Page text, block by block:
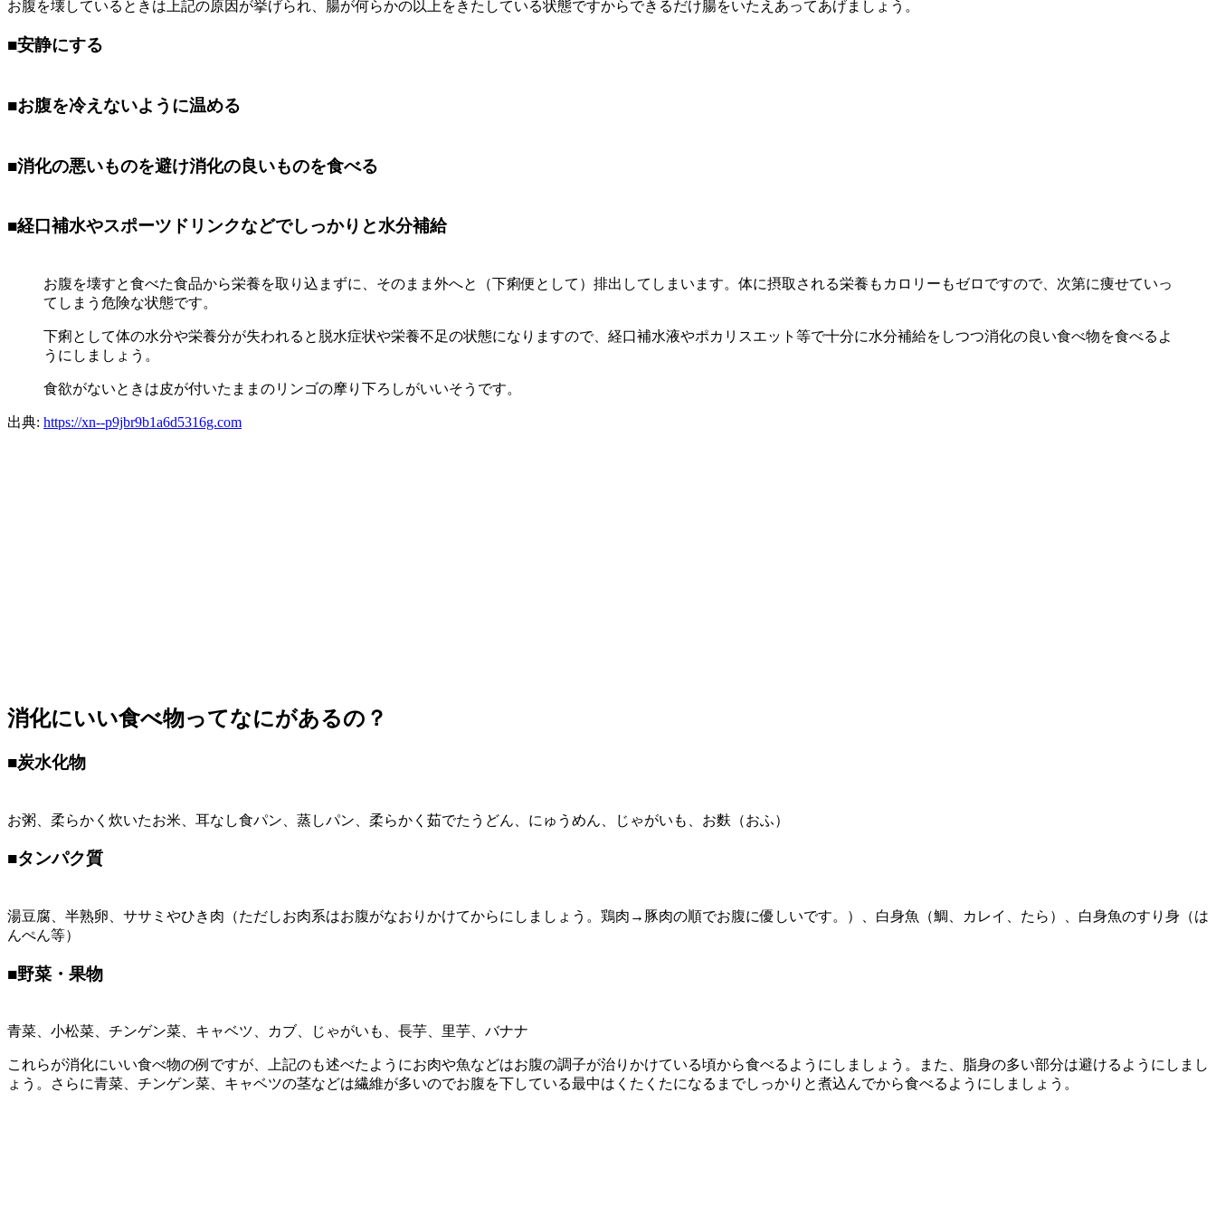
お腹を壊しているときは上記の原因が挙げられ、腸が何らかの以上をきたしている状態ですからできるだけ腸をいたえあってあげましょう。
■安静にする
■お腹を冷えないように温める
■消化の悪いものを避け消化の良いものを食べる
■経口補水やスポーツドリンクなどでしっかりと水分補給
お腹を壊すと食べた食品から栄養を取り込まずに、そのまま外へと（下痢便として）排出してしまいます。体に摂取される栄養もカロリーもゼロですので、次第に痩せていっ
てしまう危険な状態です。
下痢として体の水分や栄養分が失われると脱水症状や栄養不足の状態になりますので、経口補水液やポカリスエット等で十分に水分補給をしつつ消化の良い食べ物を食べるよ
うにしましょう。
食欲がないときは皮が付いたままのリンゴの摩り下ろしがいいそうです。
出典: https://xn--p9jbr9b1a6d5316g.com
消化にいい食べ物ってなにがあるの？
■炭水化物
お粥、柔らかく炊いたお米、耳なし食パン、蒸しパン、柔らかく茹でたうどん、にゅうめん、じゃがいも、お麩（おふ）
■タンパク質
湯豆腐、半熟卵、ササミやひき肉（ただしお肉系はお腹がなおりかけてからにしましょう。鶏肉→豚肉の順でお腹に優しいです。）、白身魚（鯛、カレイ、たら）、白身魚のすり身（は
んぺん等）
■野菜・果物
青菜、小松菜、チンゲン菜、キャベツ、カブ、じゃがいも、長芋、里芋、バナナ
これらが消化にいい食べ物の例ですが、上記のも述べたようにお肉や魚などはお腹の調子が治りかけている頃から食べるようにしましょう。また、脂身の多い部分は避けるようにしまし
ょう。さらに青菜、チンゲン菜、キャベツの茎などは繊維が多いのでお腹を下している最中はくたくたになるまでしっかりと煮込んでから食べるようにしましょう。